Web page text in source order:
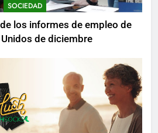
SOCIEDAD
los informes de empleo de
de diciembre